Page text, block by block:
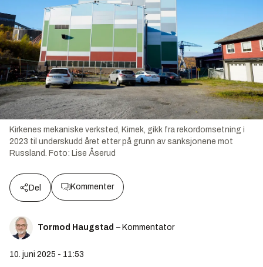
Kirkenes mekaniske verksted, Kimek, gikk fra rekordomsetning i
2023 til underskudd året etter på grunn av sanksjonene mot
Russland.
Foto: Lise Åserud
Del Kommenter
Tormod Haugstad – Kommentator
10. juni 2025 - 11:53